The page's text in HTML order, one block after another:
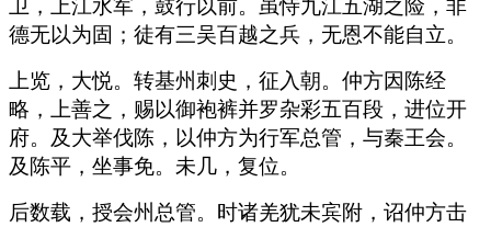
卫，上江水军，鼓行以前。虽恃九江五湖之险，非
德无以为固；徒有三吴百越之兵，无恩不能自立。
上览，大悦。转基州刺史，征入朝。仲方因陈经
略，上善之，赐以御袍裤并罗杂彩五百段，进位开
府。及大举伐陈，以仲方为行军总管，与秦王会。
及陈平，坐事免。未几，复位。
后数载，授会州总管。时诸羌犹未宾附，诏仲方击